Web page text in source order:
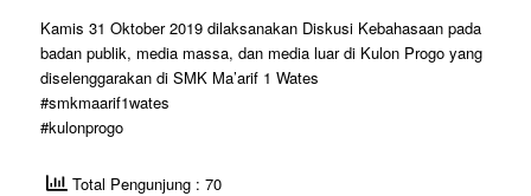
Kamis 31 Oktober 2019 dilaksanakan Diskusi Kebahasaan pada
badan publik, media massa, dan media luar di Kulon Progo yang
diselenggarakan di SMK Ma’arif 1 Wates
#smkmaarif1wates
#kulonprogo
Total Pengunjung : 70